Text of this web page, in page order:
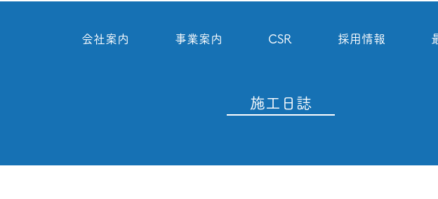
会社案内 事業案内 CSR 採用情報
施工日誌